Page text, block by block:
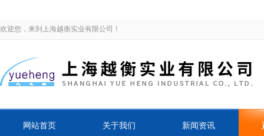
欢迎您，来到上海越衡实业有限公司！
网站首页 关于我们 新闻资讯